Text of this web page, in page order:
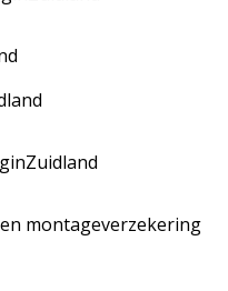
inZuidland
montageverzekering